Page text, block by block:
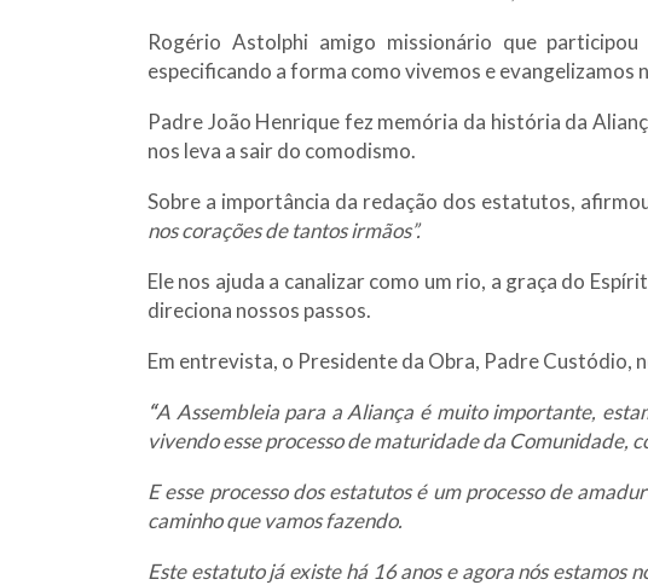
Rogério Astolphi amigo missionário que
especificando a forma como vivemos e evangelizamos
Padre João Henrique fez memória da história da
nos leva a sair do comodismo.
Sobre a importância da redação dos estatutos,
nos corações de tantos irmãos”.
Ele nos ajuda a canalizar como um rio, a graça do
direciona nossos passos.
Em entrevista, o Presidente da Obra, Padre Custódio,
“A Assembleia para a Aliança é muito importante,
vivendo esse processo de maturidade da Comunidade,
E esse processo dos estatutos é um processo de
caminho que vamos fazendo.
Este estatuto já existe há 16 anos e agora nós estamos